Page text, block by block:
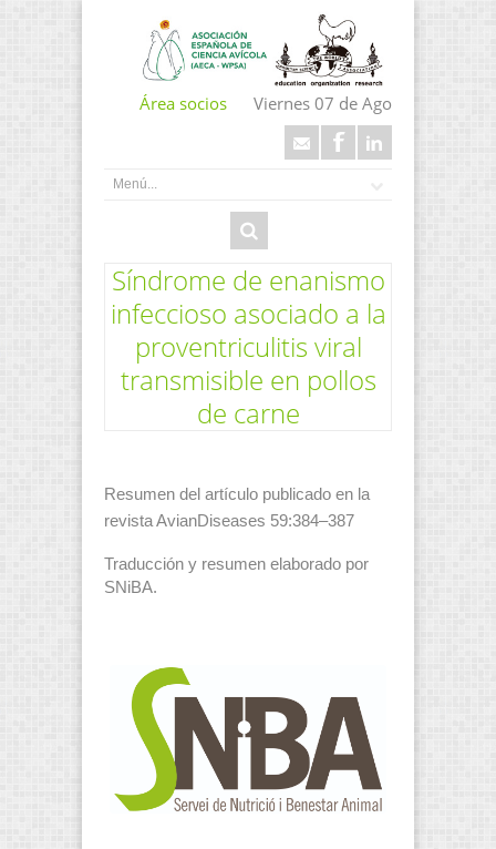
Área socios Viernes 07 de Ago
Síndrome de enanismo
infeccioso asociado a la
proventriculitis viral
transmisible en pollos
de carne
Resumen del artículo publicado en la
revista AvianDiseases 59:384–387
Traducción y resumen elaborado por
SNiBA.